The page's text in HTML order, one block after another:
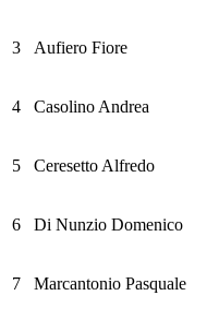
3 Aufiero Fiore
4 Casolino Andrea
5
Ceresetto Alfredo
6
Di Nunzio Domenico
7
Marcantonio Pasquale